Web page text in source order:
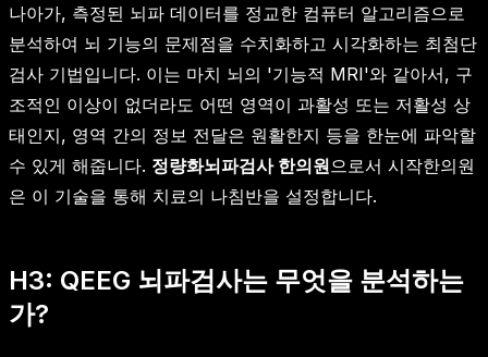
나아가, 측정된 뇌파 데이터를 정교한 컴퓨터 알고리즘으로
분석하여 뇌 기능의 문제점을 수치화하고 시각화하는 최첨단
검사 기법입니다. 이는 마치 뇌의 '기능적 MRI'와 같아서, 구
조적인 이상이 없더라도 어떤 영역이 과활성 또는 저활성 상
태인지, 영역 간의 정보 전달은 원활한지 등을 한눈에 파악할
수 있게 해줍니다. 정량화뇌파검사 한의원으로서 시작한의원
은 이 기술을 통해 치료의 나침반을 설정합니다.
H3: QEEG 뇌파검사는 무엇을 분석하는
가?